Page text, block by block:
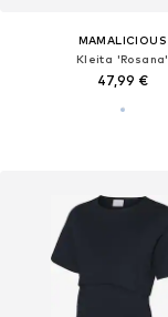
MAMALICIOUS
Kleita 'Rosana'
47,99 €